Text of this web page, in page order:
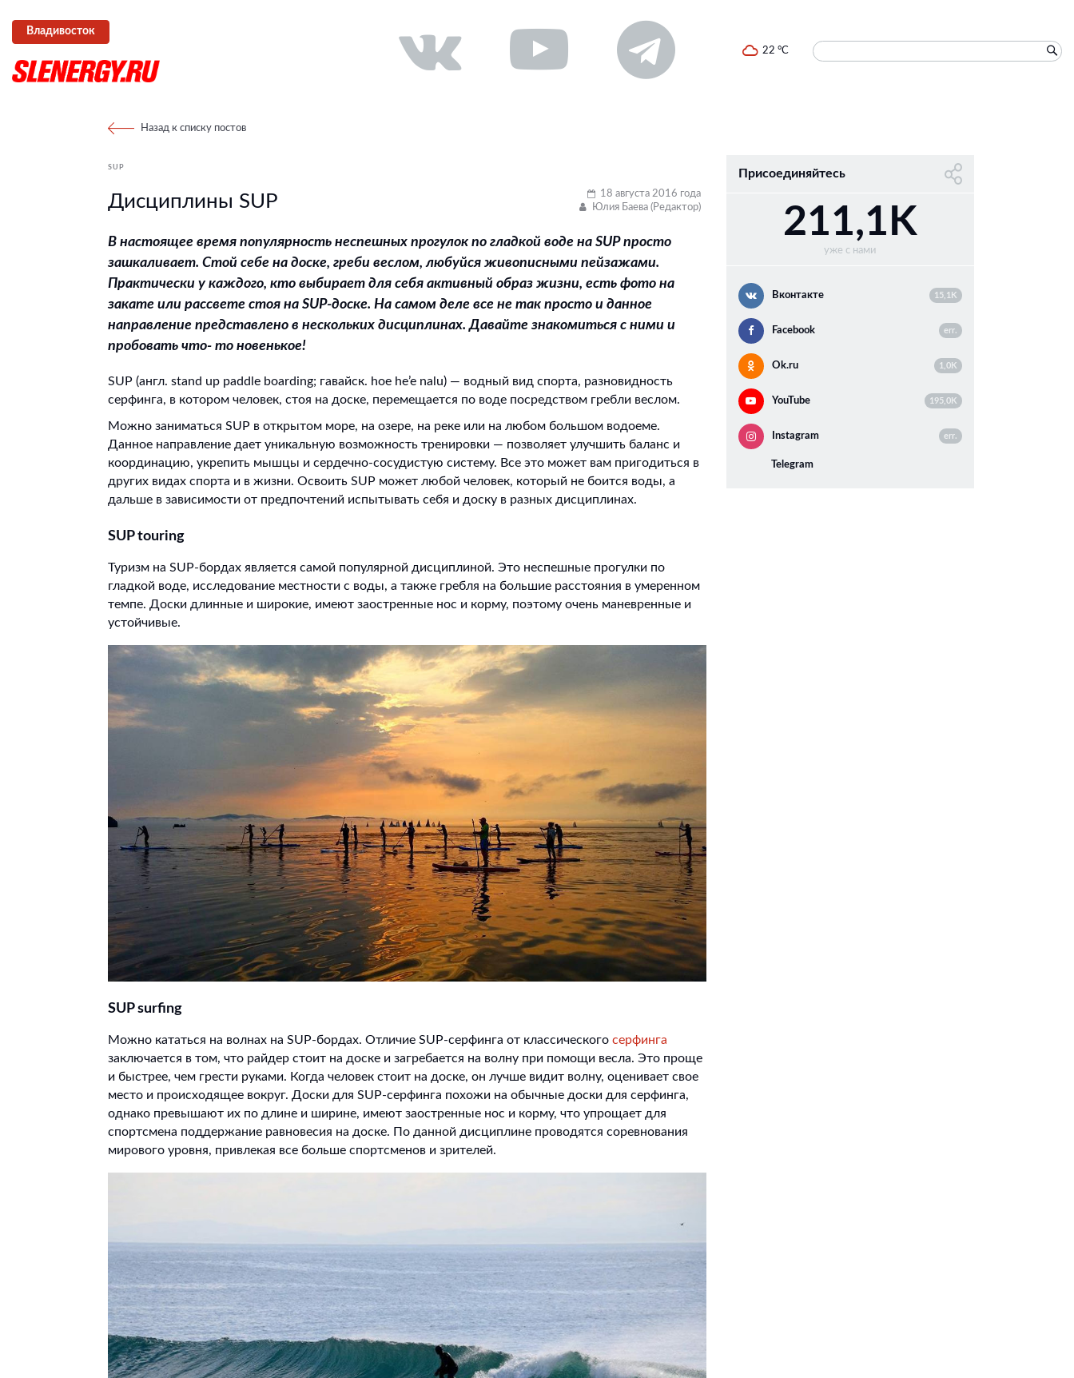
Владивосток
22 °C
Назад к списку постов
SUP
Дисциплины SUP
18 августа 2016 года
Юлия Баева (Редактор)
В настоящее время популярность неспешных прогулок по гладкой воде на SUP просто
зашкаливает. Стой себе на доске, греби веслом, любуйся живописными пейзажами.
Практически у каждого, кто выбирает для себя активный образ жизни, есть фото на
закате или рассвете стоя на SUP-доске. На самом деле все не так просто и данное
направление представлено в нескольких дисциплинах. Давайте знакомиться с ними и
пробовать что- то новенькое!
SUP (англ. stand up paddle boarding; гавайск. hoe he’e nalu) — водный вид спорта, разновидность
серфинга, в котором человек, стоя на доске, перемещается по воде посредством гребли веслом.
Можно заниматься SUP в открытом море, на озере, на реке или на любом большом водоеме.
Данное направление дает уникальную возможность тренировки — позволяет улучшить баланс и
координацию, укрепить мышцы и сердечно-сосудистую систему. Все это может вам пригодиться в
других видах спорта и в жизни. Освоить SUP может любой человек, который не боится воды, а
дальше в зависимости от предпочтений испытывать себя и доску в разных дисциплинах.
SUPtouring
Туризм на SUP-бордах является самой популярной дисциплиной. Это неспешные прогулки по
гладкой воде, исследование местности с воды, а также гребля на большие расстояния в умеренном
темпе. Доски длинные и широкие, имеют заостренные нос и корму, поэтому очень маневренные и
устойчивые.
SUPsurfing
Можно кататься на волнах на SUP-бордах. Отличие SUP-серфинга от классического серфинга
заключается в том, что райдер стоит на доске и загребается на волну при помощи весла. Это проще
и быстрее, чем грести руками. Когда человек стоит на доске, он лучше видит волну, оценивает свое
место и происходящее вокруг. Доски для SUP-серфинга похожи на обычные доски для серфинга,
однако превышают их по длине и ширине, имеют заостренные нос и корму, что упрощает для
спортсмена поддержание равновесия на доске. По данной дисциплине проводятся соревнования
мирового уровня, привлекая все больше спортсменов и зрителей.
Присоединяйтесь
211,1K
уже с нами
Вконтакте 15,1K
Facebook err.
Ok.ru 1,0K
YouTube 195,0K
Instagram err.
Telegram